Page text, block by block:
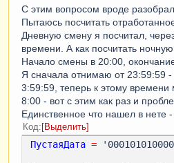
С этим вопросом вроде
Пытаюсь посчитать
Дневную смену я посчитал,
времени. А как посчитать
Начало смены в 20:00,
Я сначала отнимаю от 23:59:59
3:59:59, теперь к этому
8:00 - вот с этим как раз и
Единственное что нашел в нете
Код Выделить
ПустаяДата =